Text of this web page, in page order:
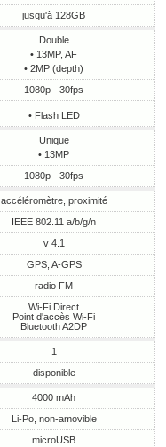
jusqu'à 128GB
Double
• 13MP, AF
• 2MP (depth)
1080p - 30fps
• Flash LED
Unique
• 13MP
1080p - 30fps
accéléromètre, proximité
IEEE 802.11 a/b/g/n
v 4.1
GPS, A-GPS
radio FM
Wi-Fi Direct
Point d'accès Wi-Fi
Bluetooth A2DP
1
disponible
4000 mAh
Li-Po, non-amovible
microUSB